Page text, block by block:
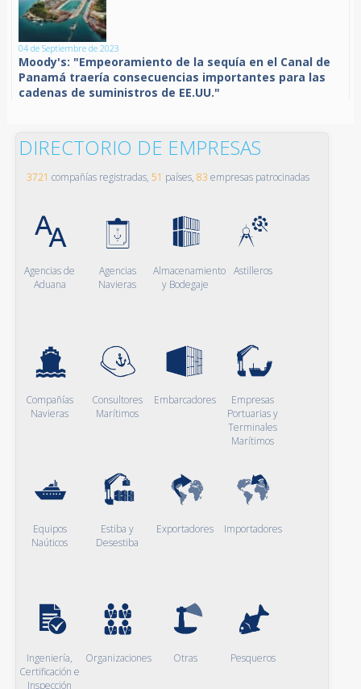
04 de Septiembre de 2023
Moody's: "Empeoramiento de la sequía en el Canal de
Panamá traería consecuencias importantes para las
cadenas de suministros de EE.UU."
DIRECTORIO DE EMPRESAS
3721 compañías registradas, 51 países, 83 empresas patrocinadas
Agencias de
Aduana
Agencias
Navieras
Almacenamiento
y Bodegaje
Astilleros
Compañías
Navieras
Consultores
Marítimos
Embarcadores
Empresas
Portuarias y
Terminales
Marítimos
Equipos
Naúticos
Estiba y
Desestiba
Exportadores Importadores
Ingeniería,
Certificación e
Inspección
Organizaciones Otras Pesqueros